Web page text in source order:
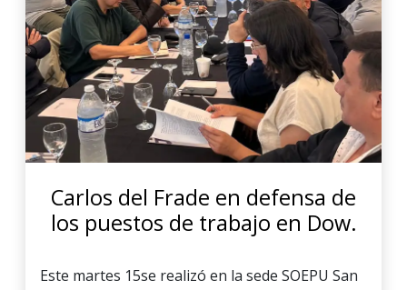
Carlos del Frade en defensa de
los puestos de trabajo en Dow.
Este martes 15se realizó en la sede SOEPU San